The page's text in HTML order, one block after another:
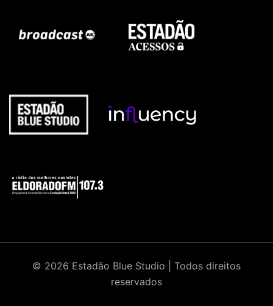
© 2026 Estadão Blue Studio | Todos direitos
reservados